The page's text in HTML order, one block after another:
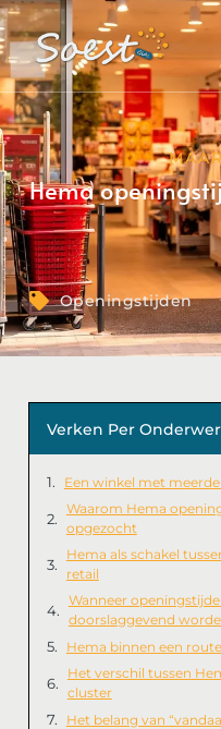
Hema
Openingstijden
Verken Per
Een winkel met
Waarom Hema
opgezocht
Hema als schakel
retail
Wanneer
doorslaggevend
Hema binnen een
Het verschil tussen
cluster
Het belang van